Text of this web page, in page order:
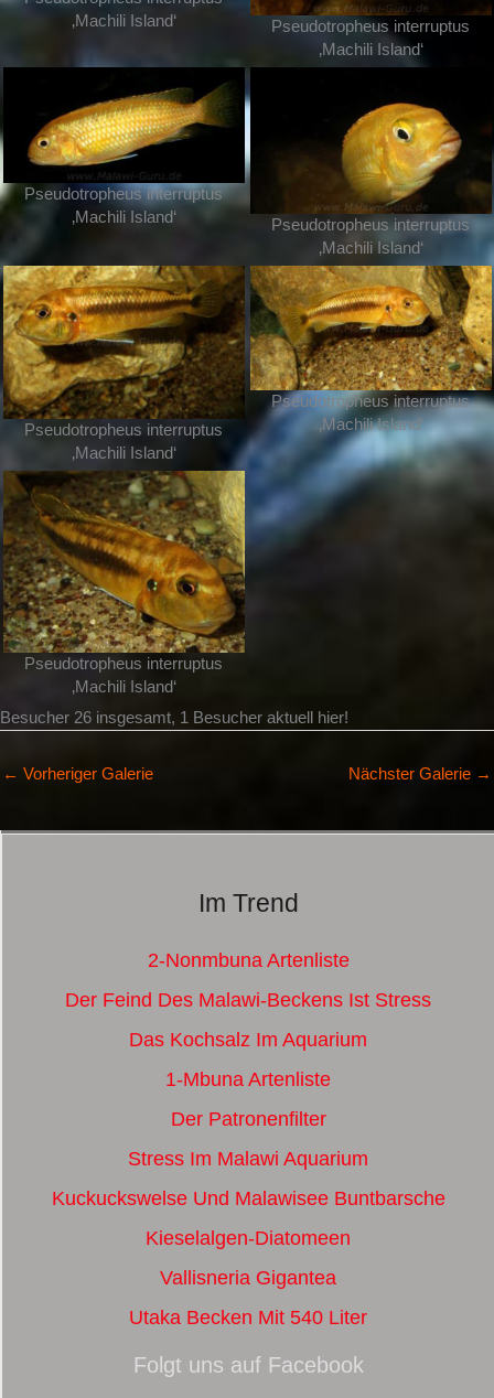
‚Machili Island‘
Pseudotropheus interruptus
‚Machili Island‘
Pseudotropheus interruptus
‚Machili Island‘
Pseudotropheus interruptus
‚Machili Island‘
Pseudotropheus interruptus
‚Machili Island‘
Pseudotropheus interruptus
‚Machili Island‘
Pseudotropheus interruptus
‚Machili Island‘
Besucher 26 insgesamt, 1 Besucher aktuell hier!
← Vorheriger Galerie Nächster Galerie →
Im Trend
2-Nonmbuna Artenliste
Der Feind Des Malawi-Beckens Ist Stress
Das Kochsalz Im Aquarium
1-Mbuna Artenliste
Der Patronenfilter
Stress Im Malawi Aquarium
Kuckuckswelse Und Malawisee Buntbarsche
Kieselalgen-Diatomeen
Vallisneria Gigantea
Utaka Becken Mit 540 Liter
Folgt uns auf Facebook